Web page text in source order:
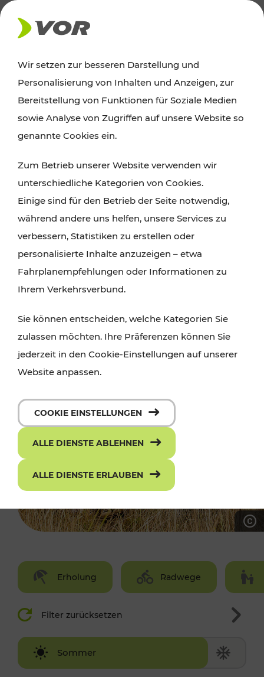
AKTUELLES
Ausflugstipps
Wien, Niederösterreich und das Burgenland
Wanderungen, Kultur und Gastronomie,
Radtouren oder purer Naturgenuss – viele
Attraktionen sind mit den Ticket- und Fahrplan-
Angeboten des VOR gut und schnell erreichbar.
Erholung Radwege
Filter zurücksetzen
Sommer
Winter
Wir setzen zur besseren Darstellung und
Personalisierung von Inhalten und Anzeigen, zur
Bereitstellung von Funktionen für Soziale Medien
sowie Analyse von Zugriffen auf unsere Website so
genannte Cookies ein.
Zum Betrieb unserer Website verwenden wir
unterschiedliche Kategorien von Cookies.
Einige sind für den Betrieb der Seite notwendig,
während andere uns helfen, unsere Services zu
verbessern, Statistiken zu erstellen oder
personalisierte Inhalte anzuzeigen – etwa
Fahrplanempfehlungen oder Informationen zu
Ihrem Verkehrsverbund.
Sie können entscheiden, welche Kategorien Sie
zulassen möchten. Ihre Präferenzen können Sie
jederzeit in den Cookie-Einstellungen auf unserer
Website anpassen.
COOKIE EINSTELLUNGEN
ALLE DIENSTE ABLEHNEN
ALLE DIENSTE ERLAUBEN